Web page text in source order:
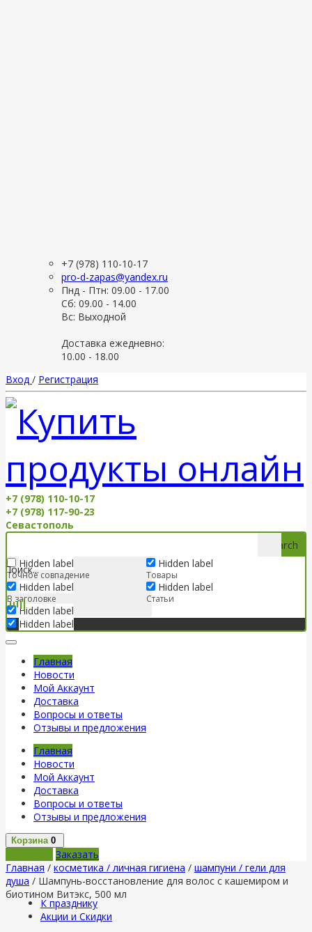
+7 (978) 110-10-17
pro-d-zapas@yandex.ru
Пнд - Птн: 09.00 - 17.00
Сб: 09.00 - 14.00
Вс: Выходной
Доставка ежедневно:
10.00 - 18.00
Вход / Регистрация
+7 (978) 110-10-17
+7 (978) 117-90-23
Севастополь
Search
Hidden label
Точное совпадение
Hidden label
В заголовке
Hidden label
Hidden label
Hidden label
Товары
Hidden label
Статьи
Главная
Новости
Мой Аккаунт
Доставка
Вопросы и ответы
Отзывы и предложения
Главная
Новости
Мой Аккаунт
Доставка
Вопросы и ответы
Отзывы и предложения
Корзина 0
Заказать
Главная / косметика / личная гигиена / шампуни / гели для
душа / Шампунь-восстановление для волос с кашемиром и
биотином Витэкс, 500 мл
К празднику
Акции и Скидки